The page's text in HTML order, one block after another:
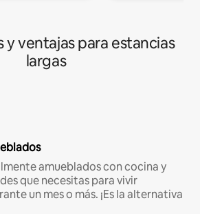
ventajas para estancias
largas
amueblados con cocina y
que necesitas para vivir
un mes o más. ¡Es la alternativa